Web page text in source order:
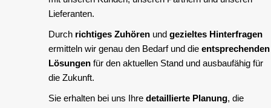
Lieferanten.
Durch richtiges Zuhören und gezieltes Hinterfragen
ermitteln wir genau den Bedarf und die entsprechenden
Lösungen für den aktuellen Stand und ausbaufähig für
die Zukunft.
Sie erhalten bei uns Ihre detaillierte Planung, die